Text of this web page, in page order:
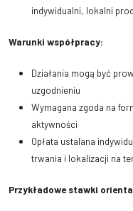
indywidualni, lokalni
Warunki współpracy:
Działania mogą być
uzgodnieniu
Wymagana zgoda na
aktywności
Opłata ustalana
trwania i lokalizacji na
Przykładowe stawki